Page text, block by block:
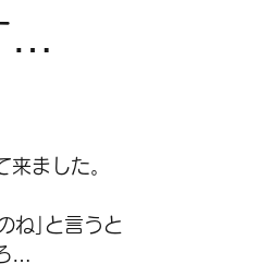
…
ました。
ね｣と言うと
…